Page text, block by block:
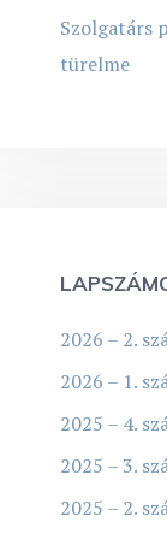
Szolgatárs
türelme
2026 – 2.
2026 – 1.
2025 – 4.
2025 – 3.
2025 – 2.